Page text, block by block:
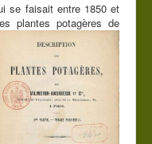
se faisait entre 1850 et
plantes potagères de